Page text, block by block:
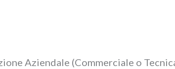
Aziendale (Commerciale o